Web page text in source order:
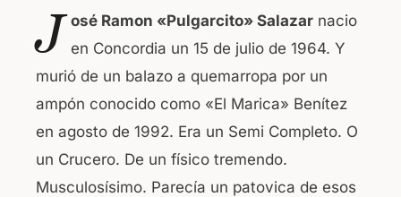
c
e
b
o
o
k
at
s
A
p
p
J osé Ramon «Pulgarcito» Salazar nacio
en Concordia un 15 de julio de 1964. Y
murió de un balazo a quemarropa por un
ampón conocido como «El Marica» Benítez
en agosto de 1992. Era un Semi Completo. O
un Crucero. De un físico tremendo.
Musculosísimo. Parecía un patovica de esos